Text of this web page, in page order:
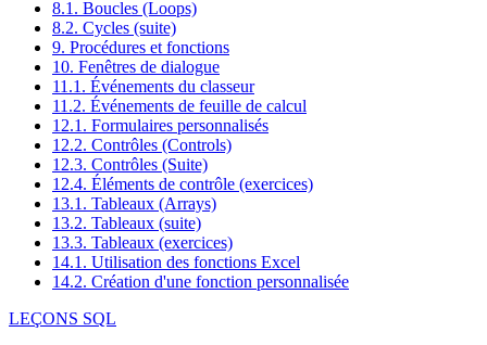
8.1. Boucles (Loops)
8.2. Cycles (suite)
9. Procédures et fonctions
10. Fenêtres de dialogue
11.1. Événements du classeur
11.2. Événements de feuille de calcul
12.1. Formulaires personnalisés
12.2. Contrôles (Controls)
12.3. Contrôles (Suite)
12.4. Éléments de contrôle (exercices)
13.1. Tableaux (Arrays)
13.2. Tableaux (suite)
13.3. Tableaux (exercices)
14.1. Utilisation des fonctions Excel
14.2. Création d'une fonction personnalisée
LEÇONS SQL